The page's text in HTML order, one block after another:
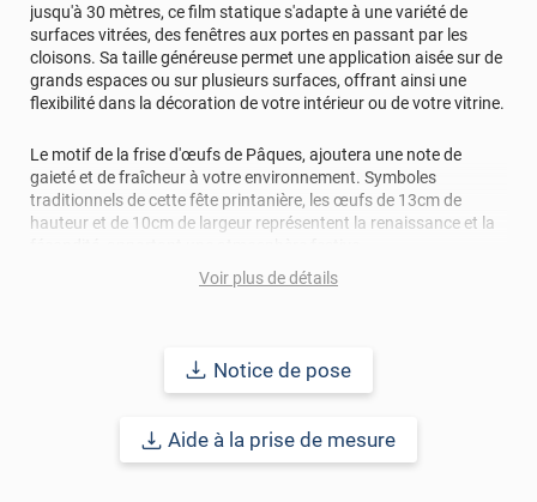
jusqu'à 30 mètres, ce film statique s'adapte à une variété de
surfaces vitrées, des fenêtres aux portes en passant par les
cloisons. Sa taille généreuse permet une application aisée sur de
grands espaces ou sur plusieurs surfaces, offrant ainsi une
flexibilité dans la décoration de votre intérieur ou de votre vitrine.
Le motif de la frise d'œufs de Pâques, ajoutera une note de
gaieté et de fraîcheur à votre environnement. Symboles
traditionnels de cette fête printanière, les œufs de 13cm de
hauteur et de 10cm de largeur représentent la renaissance et la
facilement sur la surface vitrée et peut être retiré sans laisser de
résidus, permettant ainsi une décoration éphémère et
Voir plus de détails
Notice de pose
Aide à la prise de mesure